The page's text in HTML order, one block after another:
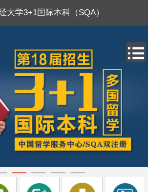
大学3+1国际本科（SQA）